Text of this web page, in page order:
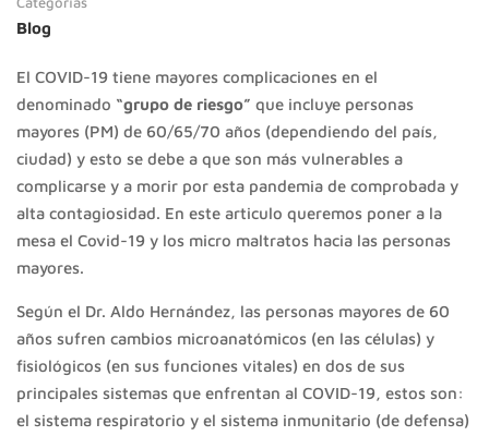
Blog
El COVID-19 tiene mayores complicaciones en el
denominado “grupo de riesgo” que incluye personas
mayores (PM) de 60/65/70 años (dependiendo del país,
ciudad) y esto se debe a que son más vulnerables a
complicarse y a morir por esta pandemia de comprobada y
alta contagiosidad. En este articulo queremos poner a la
mesa el Covid-19 y los micro maltratos hacia las personas
mayores.
Según el Dr. Aldo Hernández, las personas mayores de 60
años sufren cambios microanatómicos (en las células) y
fisiológicos (en sus funciones vitales) en dos de sus
principales sistemas que enfrentan al COVID-19, estos son:
el sistema respiratorio y el sistema inmunitario (de defensa)